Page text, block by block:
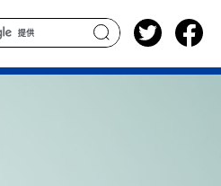
search